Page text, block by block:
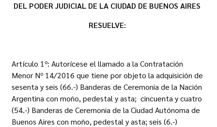
DEL PODER JUDICIAL DE LA CIUDAD DE BUENOS AIRES
RESUELVE:
Artículo 1º: Autorícese el llamado a la Contratación
Menor Nº 14/2016 que tiene por objeto la adquisición de
sesenta y seis (66.-) Banderas de Ceremonia de la Nación
Argentina con moño, pedestal y asta; cincuenta y cuatro
(54.-) Banderas de Ceremonia de la Ciudad Autónoma de
Buenos Aires con moño, pedestal y asta; seis (6.-)